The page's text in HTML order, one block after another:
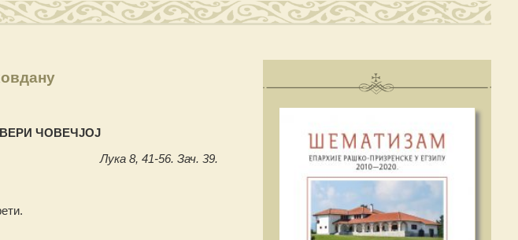
ЧОВЕЧЈОЈ
Лука 8, 41-56. Зач. 39.